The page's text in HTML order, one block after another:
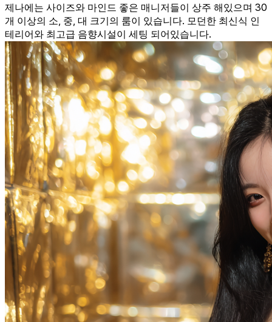
제나에는 사이즈와 마인드 좋은 매니저들이 상주 해있으며 30
개 이상의 소, 중, 대 크기의 룸이 있습니다. 모던한 최신식 인
테리어와 최고급 음향시설이 세팅 되어있습니다.